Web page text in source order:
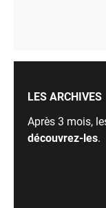
LES ARCHIVES
Après 3 mois,
découvrez-les.